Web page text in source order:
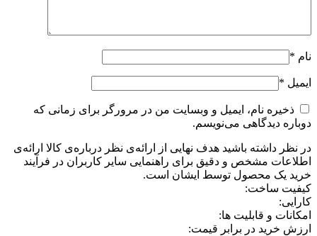
نام *
ایمیل *
ذخیره نام، ایمیل و وبسایت من در مرورگر برای زمانی که
دوباره دیدگاهی می‌نویسم.
در نظر داشته باشید هدف نهایی از ارائه‌ی نظر درباره‌ی کالا ارائه‌ی
اطلاعات مشخص و دقیق برای راهنمایی سایر کاربران در فرآیند
خرید یک محصول توسط ایشان است.
کیفیت ساخت:
کارایی:
امکانات و قابلیت ها:
ارزش خرید در برابر قیمت: